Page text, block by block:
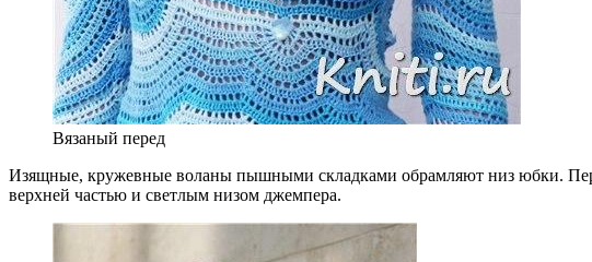
Вязаный перед
Изящные, кружевные воланы пышными складками обрамляют низ юбки.
верхней частью и светлым низом джемпера.